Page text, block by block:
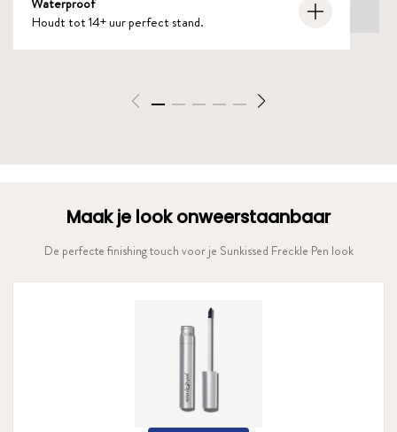
Houdt tot 14+ uur perfect stand.
Maak je look onweerstaanbaar
De perfecte finishing touch voor je Sunkissed Freckle Pen look